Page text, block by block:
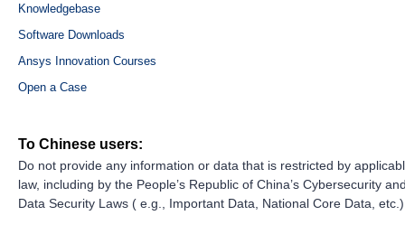
Knowledgebase
Software Downloads
Ansys Innovation Courses
Open a Case
To Chinese users:
Do not provide any information or data that is restricted by
law, including by the People’s Republic of China’s Cybersecurity
Data Security Laws ( e.g., Important Data, National Core Data,